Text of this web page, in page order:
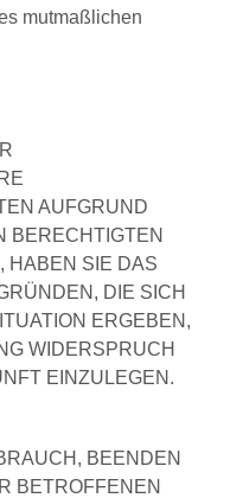
mutmaßlichen
AUFGRUND
BERECHTIGTEN
HABEN SIE DAS
DIE SICH
ERGEBEN,
WIDERSPRUCH
EINZULEGEN.
BEENDEN
BETROFFENEN